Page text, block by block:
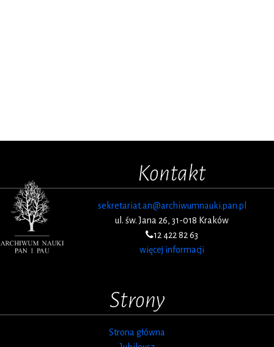
Kontakt
sekretariat.an@archiwumnauki.pan.pl
ul. św. Jana 26, 31-018 Kraków
12 422 82 63
więcej informacji
Strony
Strona główna